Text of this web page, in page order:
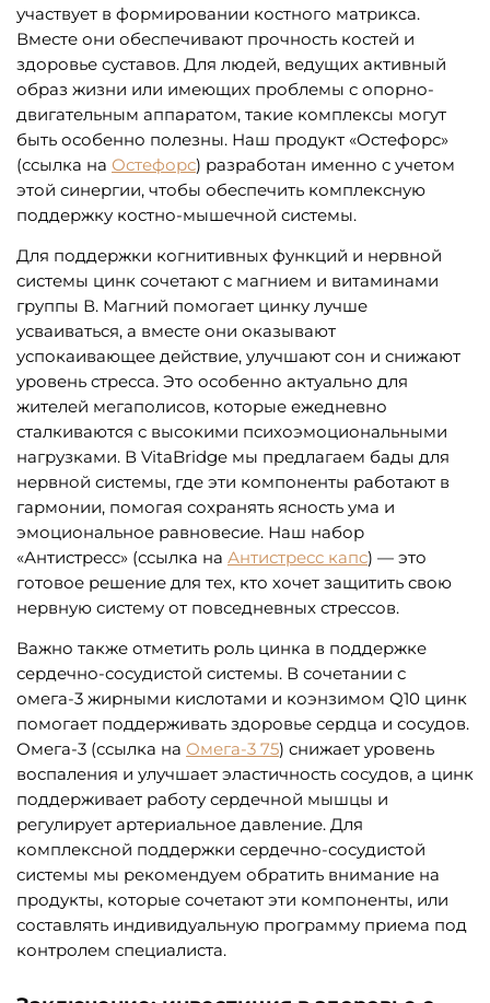
участвует в формировании костного матрикса.
Вместе они обеспечивают прочность костей и
здоровье суставов. Для людей, ведущих активный
образ жизни или имеющих проблемы с опорно-
двигательным аппаратом, такие комплексы могут
быть особенно полезны. Наш продукт «Остефорс»
(ссылка на Остефорс) разработан именно с учетом
этой синергии, чтобы обеспечить комплексную
поддержку костно-мышечной системы.
Для поддержки когнитивных функций и нервной
системы цинк сочетают с магнием и витаминами
группы В. Магний помогает цинку лучше
усваиваться, а вместе они оказывают
успокаивающее действие, улучшают сон и снижают
уровень стресса. Это особенно актуально для
жителей мегаполисов, которые ежедневно
сталкиваются с высокими психоэмоциональными
нагрузками. В VitaBridge мы предлагаем бады для
нервной системы, где эти компоненты работают в
гармонии, помогая сохранять ясность ума и
эмоциональное равновесие. Наш набор
«Антистресс» (ссылка на Антистресс капс) — это
готовое решение для тех, кто хочет защитить свою
нервную систему от повседневных стрессов.
Важно также отметить роль цинка в поддержке
сердечно-сосудистой системы. В сочетании с
омега-3 жирными кислотами и коэнзимом Q10 цинк
помогает поддерживать здоровье сердца и сосудов.
Омега-3 (ссылка на Омега-3 75) снижает уровень
воспаления и улучшает эластичность сосудов, а цинк
поддерживает работу сердечной мышцы и
регулирует артериальное давление. Для
комплексной поддержки сердечно-сосудистой
системы мы рекомендуем обратить внимание на
продукты, которые сочетают эти компоненты, или
составлять индивидуальную программу приема под
контролем специалиста.